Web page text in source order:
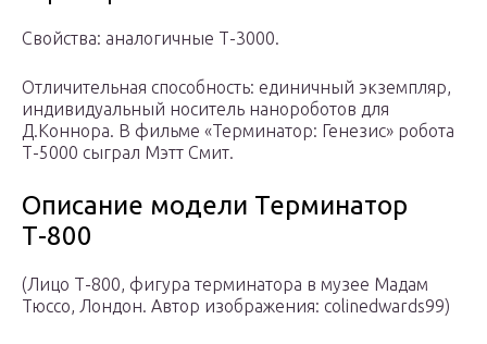
Свойства: аналогичные Т-3000.
Отличительная способность: единичный экземпляр,
индивидуальный носитель нанороботов для
Д.Коннора. В фильме «Терминатор: Генезис» робота
Т-5000 сыграл Мэтт Смит.
Описание модели Терминатор
Т-800
(Лицо Т-800, фигура терминатора в музее Мадам
Тюссо, Лондон. Автор изображения: colinedwards99)